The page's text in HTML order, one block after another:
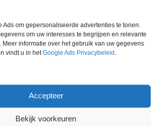
Ads om gepersonaliseerde advertenties te tonen.
om uw interesses te begrijpen en relevante
Meer informatie over het gebruik van uw gegevens
vindt u in hetGoogle Ads Privacybeleid .
Accepteer
Bekijk voorkeuren
producten